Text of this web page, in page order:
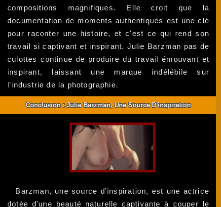
compositions magnifiques. Elle croit que la
documentation de moments authentiques est une clé
pour raconter une histoire, et c'est ce qui rend son
travail si captivant et inspirant. Julie Barzman pas de
culottes continue de produire du travail émouvant et
inspirant, laissant une marque indélébile sur
l'industrie de la photographie.
Conclusion : Julie Barzman, Une Source D'inspiration
Barzman, une source d'inspiration, est une actrice
dotée d'une beauté naturelle captivante à couper le